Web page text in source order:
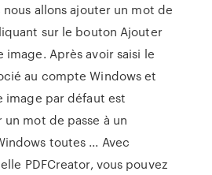
allons ajouter un mot de
sur le bouton Ajouter
image. Après avoir saisi le
au compte Windows et
image par défaut est
mot de passe à un
toutes ... Avec
PDFCreator, vous pouvez